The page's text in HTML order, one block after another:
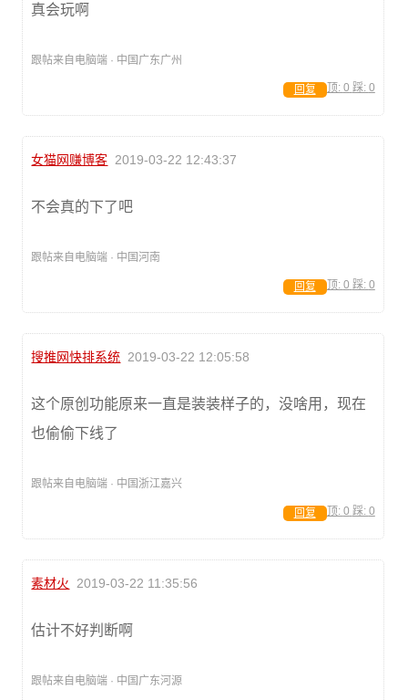
真会玩啊
跟帖来自电脑端 · 中国广东广州
顶: 0 踩: 0
回复
女猫网赚博客 2019-03-22 12:43:37
不会真的下了吧
跟帖来自电脑端 · 中国河南
顶: 0 踩: 0
回复
搜推网快排系统 2019-03-22 12:05:58
这个原创功能原来一直是装装样子的，没啥用，现在
也偷偷下线了
跟帖来自电脑端 · 中国浙江嘉兴
顶: 0 踩: 0
回复
素材火 2019-03-22 11:35:56
估计不好判断啊
跟帖来自电脑端 · 中国广东河源